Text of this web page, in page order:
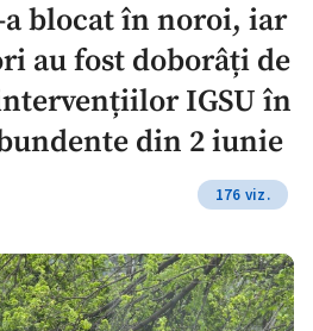
Special
Blog
ZdGust
a blocat în noroi, iar
au fost doborâți de
IGSU în
din 2 iunie
176 viz.